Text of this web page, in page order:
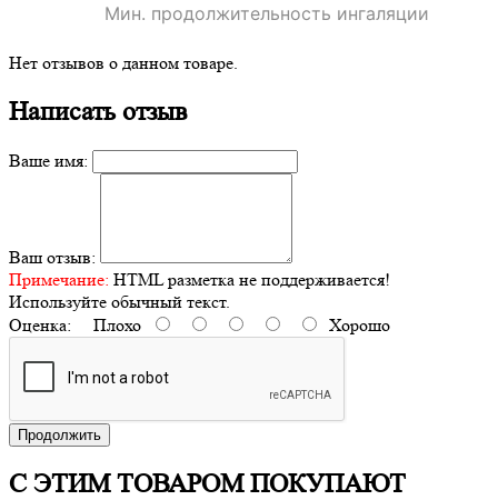
Мин. продолжительность ингаляции
Нет отзывов о данном товаре.
Написать отзыв
Ваше имя:
Ваш отзыв:
Примечание: HTML разметка не поддерживается!
Используйте обычный текст.
Оценка: Плохо Хорошо
Продолжить
С ЭТИМ ТОВАРОМ ПОКУПАЮТ